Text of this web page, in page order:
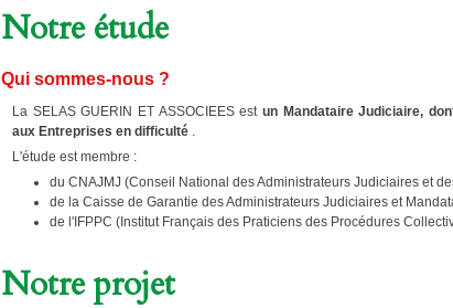
Notre étude
Qui sommes-nous ?
La SELAS GUERIN ET ASSOCIEES est un Mandataire Judiciaire,
aux Entreprises en difficulté .
L'étude est membre :
du CNAJMJ (Conseil National des Administrateurs Judiciaires et
de la Caisse de Garantie des Administrateurs Judiciaires et
de l'IFPPC (Institut Français des Praticiens des Procédures
Notre projet